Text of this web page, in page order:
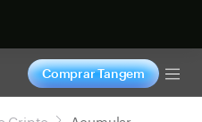
Comprar Tangem